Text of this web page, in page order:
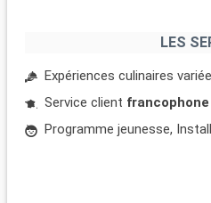
LES
Expériences culinaires
Service client francophone
Programme jeunesse,